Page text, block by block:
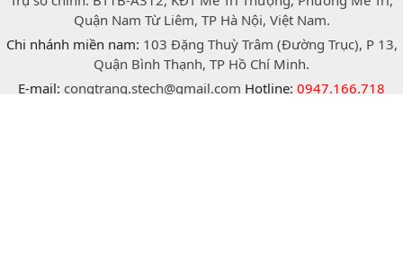
Quận Nam Từ Liêm, TP Hà Nội, Việt Nam.
Chi nhánh miền nam: 103 Đặng Thuỳ Trâm (Đường Trục), P 13,
Quận Bình Thạnh, TP Hồ Chí Minh.
E-mail: congtrang.stech@gmail.com Hotline: 0947.166.718